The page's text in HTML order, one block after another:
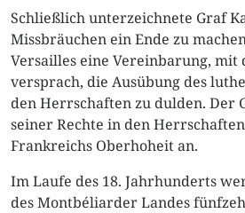
Schließlich unterzeichnete Graf
Missbräuchen ein Ende zu
Versailles eine Vereinbarung, mit
versprach, die Ausübung des
den Herrschaften zu dulden. Der
seiner Rechte in den
Frankreichs Oberhoheit an.
Im Laufe des 18. Jahrhunderts
des Montbéliarder Landes